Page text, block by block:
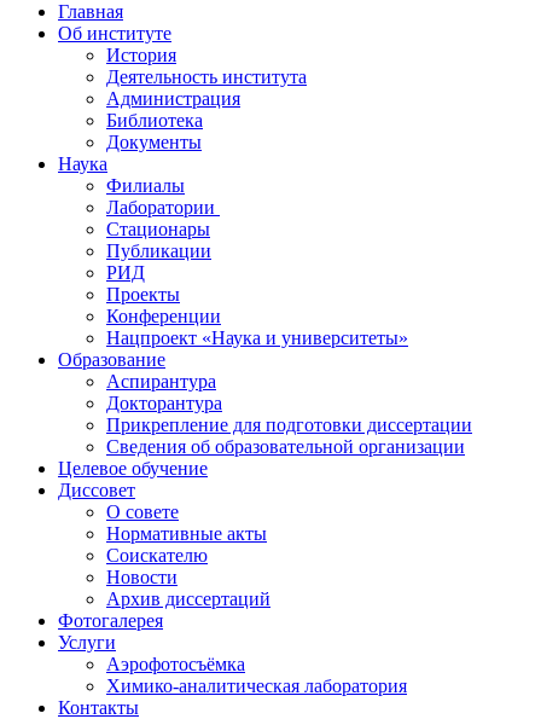
Главная
Об институте
История
Деятельность института
Администрация
Библиотека
Документы
Наука
Филиалы
Лаборатории
Стационары
Публикации
РИД
Проекты
Конференции
Нацпроект «Наука и университеты»
Образование
Аспирантура
Докторантура
Прикрепление для подготовки диссертации
Сведения об образовательной организации
Целевое обучение
Диссовет
О совете
Нормативные акты
Соискателю
Новости
Архив диссертаций
Фотогалерея
Услуги
Аэрофотосъёмка
Химико-аналитическая лаборатория
Контакты